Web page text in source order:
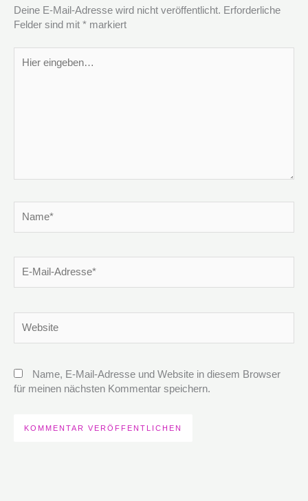
Deine E-Mail-Adresse wird nicht veröffentlicht. Erforderliche
Felder sind mit * markiert
eingeben…
Mail-
Name, E-Mail-Adresse und Website in diesem Browser
für meinen nächsten Kommentar speichern.